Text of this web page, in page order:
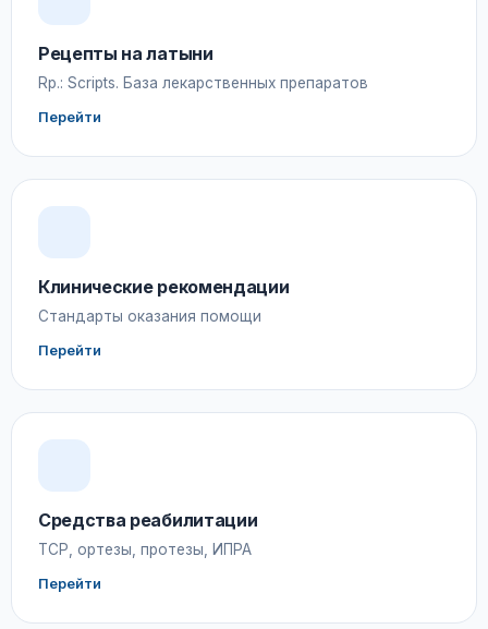
Рецепты на латыни
Rp.: Scripts. База лекарственных препаратов
Перейти
Клинические рекомендации
Стандарты оказания помощи
Перейти
Средства реабилитации
ТСР, ортезы, протезы, ИПРА
Перейти